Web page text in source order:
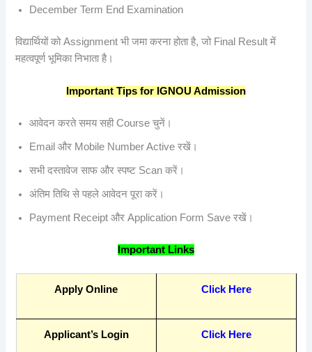
December Term End Examination
विद्यार्थियों को Assignment भी जमा करना होता है, जो Final Result में
महत्वपूर्ण भूमिका निभाता है।
Important Tips for IGNOU Admission
आवेदन करते समय सही Course चुनें।
Email और Mobile Number Active रखें।
सभी दस्तावेज साफ और स्पष्ट Scan करें।
अंतिम तिथि से पहले आवेदन पूरा करें।
Payment Receipt और Application Form Save रखें।
Important Links
Apply Online Click Here
Applicant’s Login Click Here